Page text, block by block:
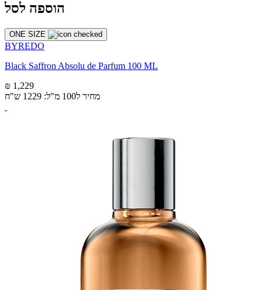
הוספה לסל
ONE SIZE
BYREDO
Black Saffron Absolu de Parfum 100 ML
₪ 1,229
מחיר ל100 מ"ל: 1229 ש"ח